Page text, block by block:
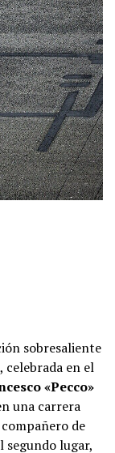
sobresaliente
, celebrada en el
«Pecco»
una carrera
de
segundo lugar,